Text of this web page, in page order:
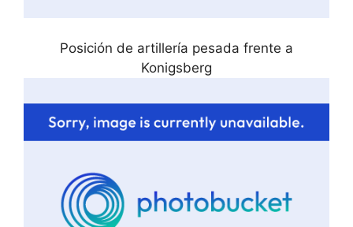
Posición de artillería pesada frente a
Konigsberg